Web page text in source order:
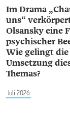
Im Drama
uns“
Olsansky eine
psychischer
Wie gelingt
Umsetzung
Themas?
Juli 2026